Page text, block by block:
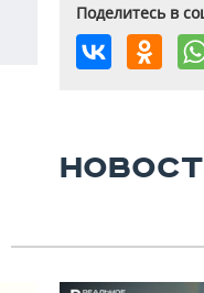
Поделитесь в